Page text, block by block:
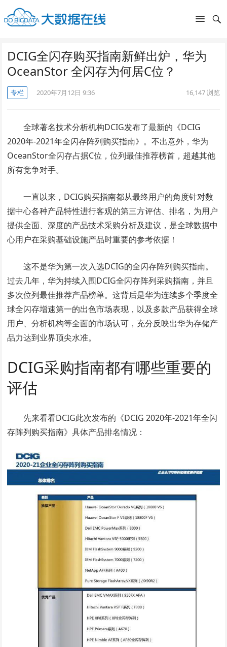
DCIG全闪存购买指南新鲜出炉，华为
OceanStor 全闪存为何居C位？
专栏 2020年7月12日 9:36 16,147浏览
全球著名技术分析机构DCIG发布了最新的《DCIG
2020年-2021年全闪存阵列购买指南》。不出意外，华为
OceanStor全闪存占据C位，位列最佳推荐榜首，超越其他
所有竞争对手。
一直以来，DCIG购买指南都从最终用户的角度针对数
据中心各种产品特性进行客观的第三方评估、排名，为用户
提供全面、深度的产品技术采购分析及建议，是全球数据中
心用户在采购基础设施产品时重要的参考依据！
这不是华为第一次入选DCIG的全闪存阵列购买指南。
过去几年，华为持续入围DCIG全闪存阵列采购指南，并且
多次位列最佳推荐产品榜单。这背后是华为连续多个季度全
球全闪存增速第一的出色市场表现，以及多款产品获得全球
用户、分析机构等全面的市场认可，充分反映出华为存储产
品力达到业界顶尖水准。
DCIG采购指南都有哪些重要的
评估
先来看看DCIG此次发布的《DCIG 2020年-2021年全闪
存阵列购买指南》具体产品排名情况：